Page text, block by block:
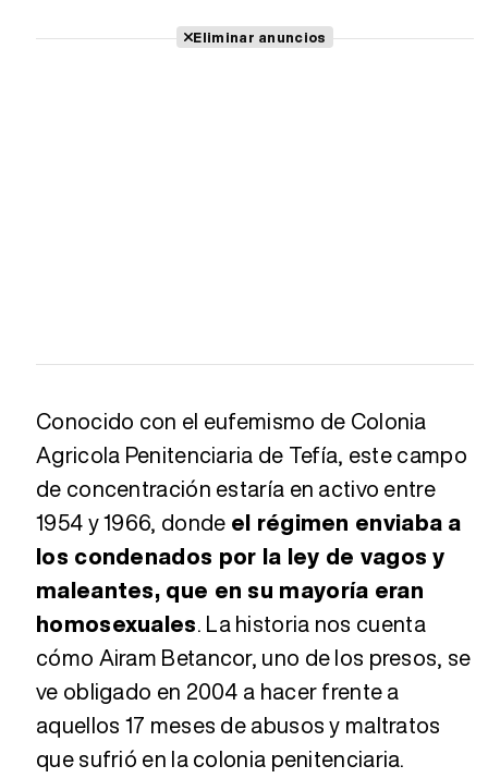
Eliminar anuncios
Conocido con el eufemismo de Colonia
Agricola Penitenciaria de Tefía, este campo
de concentración estaría en activo entre
1954 y 1966, donde el régimen enviaba a
los condenados por la ley de vagos y
maleantes, que en su mayoría eran
homosexuales. La historia nos cuenta
cómo Airam Betancor, uno de los presos, se
ve obligado en 2004 a hacer frente a
aquellos 17 meses de abusos y maltratos
que sufrió en la colonia penitenciaria.